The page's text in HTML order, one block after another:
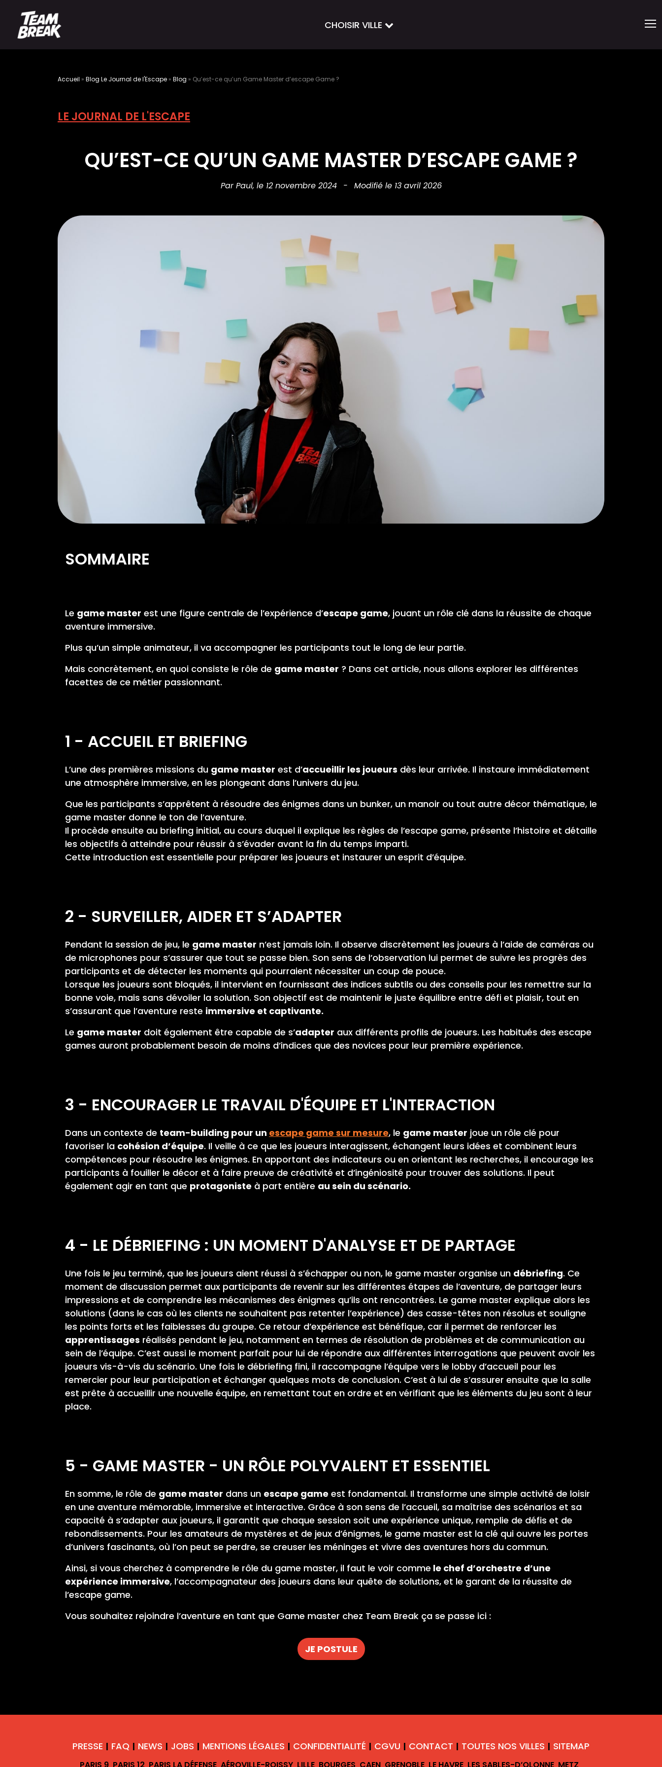
CHOISIR VILLE
Accueil » Blog Le Journal de l'Escape » Blog » Qu’est-ce qu’un Game Master d’escape Game ?
LE JOURNAL DE L'ESCAPE
QU’EST-CE QU’UN GAME MASTER D’ESCAPE GAME ?
Par Paul, le 12 novembre 2024 - Modifié le 13 avril 2026
SOMMAIRE
Le game master est une figure centrale de l’expérience d’escape game, jouant un rôle clé dans la réussite de chaque
aventure immersive.
Plus qu’un simple animateur, il va accompagner les participants tout le long de leur partie.
Mais concrètement, en quoi consiste le rôle de game master ? Dans cet article, nous allons explorer les différentes
facettes de ce métier passionnant.
1 - ACCUEIL ET BRIEFING
L’une des premières missions du game master est d’accueillir les joueurs dès leur arrivée. Il instaure immédiatement
une atmosphère immersive, en les plongeant dans l’univers du jeu.
Que les participants s’apprêtent à résoudre des énigmes dans un bunker, un manoir ou tout autre décor thématique, le
game master donne le ton de l’aventure.
Il procède ensuite au briefing initial, au cours duquel il explique les règles de l’escape game, présente l’histoire et détaille
les objectifs à atteindre pour réussir à s’évader avant la fin du temps imparti.
Cette introduction est essentielle pour préparer les joueurs et instaurer un esprit d’équipe.
2 - SURVEILLER, AIDER ET S’ADAPTER
Pendant la session de jeu, le game master n’est jamais loin. Il observe discrètement les joueurs à l’aide de caméras ou
de microphones pour s’assurer que tout se passe bien. Son sens de l’observation lui permet de suivre les progrès des
participants et de détecter les moments qui pourraient nécessiter un coup de pouce.
Lorsque les joueurs sont bloqués, il intervient en fournissant des indices subtils ou des conseils pour les remettre sur la
bonne voie, mais sans dévoiler la solution. Son objectif est de maintenir le juste équilibre entre défi et plaisir, tout en
s’assurant que l’aventure reste immersive et captivante.
Le game master doit également être capable de s’adapter aux différents profils de joueurs. Les habitués des escape
games auront probablement besoin de moins d’indices que des novices pour leur première expérience.
3 - ENCOURAGER LE TRAVAIL D'ÉQUIPE ET L'INTERACTION
Dans un contexte de team-building pour un escape game sur mesure, le game master joue un rôle clé pour
favoriser la cohésion d’équipe. Il veille à ce que les joueurs interagissent, échangent leurs idées et combinent leurs
compétences pour résoudre les énigmes. En apportant des indicateurs ou en orientant les recherches, il encourage les
participants à fouiller le décor et à faire preuve de créativité et d’ingéniosité pour trouver des solutions. Il peut
également agir en tant que protagoniste à part entière au sein du scénario.
4 - LE DÉBRIEFING : UN MOMENT D'ANALYSE ET DE PARTAGE
Une fois le jeu terminé, que les joueurs aient réussi à s’échapper ou non, le game master organise un débriefing. Ce
moment de discussion permet aux participants de revenir sur les différentes étapes de l’aventure, de partager leurs
impressions et de comprendre les mécanismes des énigmes qu’ils ont rencontrées. Le game master explique alors les
solutions (dans le cas où les clients ne souhaitent pas retenter l’expérience) des casse-têtes non résolus et souligne
les points forts et les faiblesses du groupe. Ce retour d’expérience est bénéfique, car il permet de renforcer les
apprentissages réalisés pendant le jeu, notamment en termes de résolution de problèmes et de communication au
sein de l’équipe. C’est aussi le moment parfait pour lui de répondre aux différentes interrogations que peuvent avoir les
joueurs vis-à-vis du scénario. Une fois le débriefing fini, il raccompagne l’équipe vers le lobby d’accueil pour les
remercier pour leur participation et échanger quelques mots de conclusion. C’est à lui de s’assurer ensuite que la salle
est prête à accueillir une nouvelle équipe, en remettant tout en ordre et en vérifiant que les éléments du jeu sont à leur
place.
5 - GAME MASTER - UN RÔLE POLYVALENT ET ESSENTIEL
En somme, le rôle de game master dans un escape game est fondamental. Il transforme une simple activité de loisir
en une aventure mémorable, immersive et interactive. Grâce à son sens de l’accueil, sa maîtrise des scénarios et sa
capacité à s’adapter aux joueurs, il garantit que chaque session soit une expérience unique, remplie de défis et de
rebondissements. Pour les amateurs de mystères et de jeux d’énigmes, le game master est la clé qui ouvre les portes
d’univers fascinants, où l’on peut se perdre, se creuser les méninges et vivre des aventures hors du commun.
Ainsi, si vous cherchez à comprendre le rôle du game master, il faut le voir comme le chef d’orchestre d’une
expérience immersive, l’accompagnateur des joueurs dans leur quête de solutions, et le garant de la réussite de
l’escape game.
Vous souhaitez rejoindre l’aventure en tant que Game master chez Team Break ça se passe ici :
JE POSTULE
PRESSE | FAQ | NEWS | JOBS | MENTIONS LÉGALES | CONFIDENTIALITÉ | CGVU | CONTACT | TOUTES NOS VILLES | SITEMAP
PARIS 9 PARIS 12 PARIS LA DÉFENSE AÉROVILLE-ROISSY LILLE BOURGES CAEN GRENOBLE LE HAVRE LES SABLES-D’OLONNE METZ